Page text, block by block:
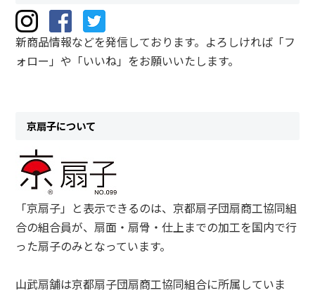
新商品情報などを発信しております。よろしければ「フ
ォロー」や「いいね」をお願いいたします。
京扇子について
「京扇子」と表示できるのは、京都扇子団扇商工協同組
合の組合員が、扇面・扇骨・仕上までの加工を国内で行
った扇子のみとなっています。
山武扇舗は京都扇子団扇商工協同組合に所属していま